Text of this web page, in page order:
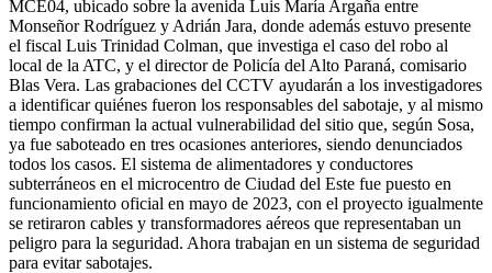
MCE04, ubicado sobre la avenida Luis María Argaña entre
Monseñor Rodríguez y Adrián Jara, donde además estuvo presente
el fiscal Luis Trinidad Colman, que investiga el caso del robo al
local de la ATC, y el director de Policía del Alto Paraná, comisario
Blas Vera. Las grabaciones del CCTV ayudarán a los investigadores
a identificar quiénes fueron los responsables del sabotaje, y al mismo
tiempo confirman la actual vulnerabilidad del sitio que, según Sosa,
ya fue saboteado en tres ocasiones anteriores, siendo denunciados
todos los casos. El sistema de alimentadores y conductores
subterráneos en el microcentro de Ciudad del Este fue puesto en
funcionamiento oficial en mayo de 2023, con el proyecto igualmente
se retiraron cables y transformadores aéreos que representaban un
peligro para la seguridad. Ahora trabajan en un sistema de seguridad
para evitar sabotajes.